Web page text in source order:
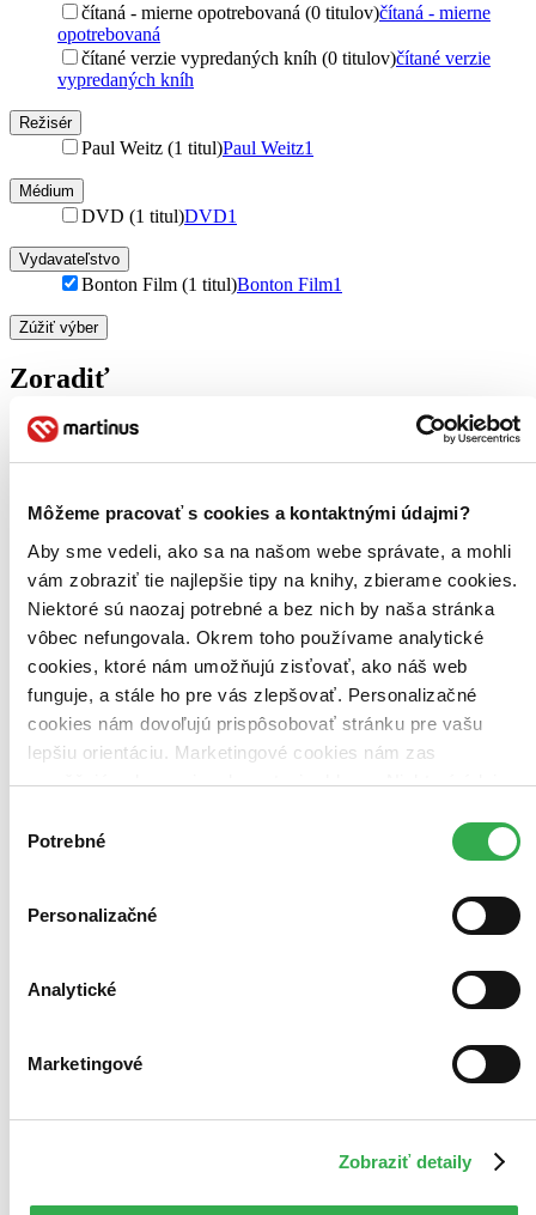
Môžeme pracovať s cookies a kontaktnými údajmi?
Aby sme vedeli, ako sa na našom webe správate, a mohli
vám zobraziť tie najlepšie tipy na knihy, zbierame cookies.
Niektoré sú naozaj potrebné a bez nich by naša stránka
vôbec nefungovala. Okrem toho používame analytické
cookies, ktoré nám umožňujú zisťovať, ako náš web
funguje, a stále ho pre vás zlepšovať. Personalizačné
cookies nám dovoľujú prispôsobovať stránku pre vašu
lepšiu orientáciu. Marketingové cookies nám zas
umožňujú zobrazenie relevantnej reklamy. Niektoré údaje
keby sme mohli používať všetky tieto cookies. Ďakujeme!
súhlasu
Potrebné
Personalizačné
Analytické
Marketingové
Zobraziť detaily
čítaná - mierne opotrebovaná (0 titulov)čítaná - mierne
opotrebovaná
čítané verzie vypredaných kníh (0 titulov)čítané verzie
vypredaných kníh
Režisér
Paul Weitz (1 titul)Paul Weitz1
Médium
DVD (1 titul)DVD1
Vydavateľstvo
Bonton Film (1 titul)Bonton Film1
Zúžiť výber
Zoradiť
Top hodnotené
Najdrahšie
Najlacnejšie
Najvyššia zľava
Použité filtre
Účinkuje Jessica CarlsonVydavateľstvo Bonton Film